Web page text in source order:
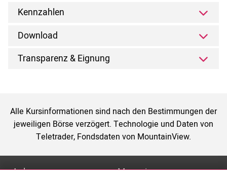
Kennzahlen
Download
Transparenz & Eignung
Alle Kursinformationen sind nach den Bestimmungen der
jeweiligen Börse verzögert. Technologie und Daten von
Teletrader, Fondsdaten von MountainView.
Anlage Magazin